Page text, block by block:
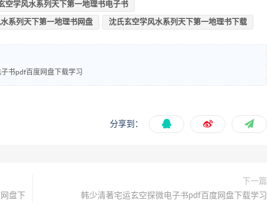
空学风水系列天下第一地理书电子书
系列天下第一地理书网盘 沈氏玄空学风水系列天下第一地理书下载
书pdf百度网盘下载学习
分享到：
盘下
下一篇
韩少清著宅运玄空探微电子书pdf百度网盘下载学习